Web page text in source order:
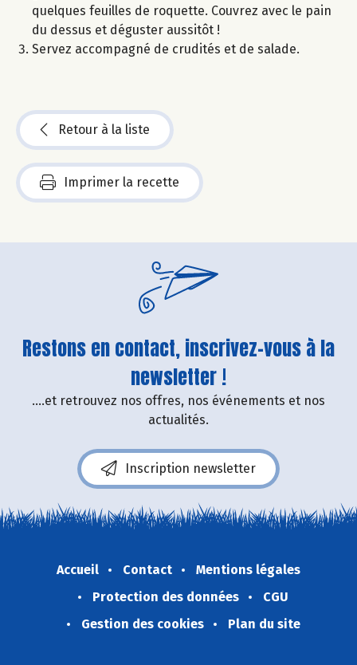
quelques feuilles de roquette. Couvrez avec le pain
du dessus et déguster aussitôt !
Servez accompagné de crudités et de salade.
Retour à la liste
Imprimer la recette
Restons en contact, inscrivez-vous à la
newsletter !
....et retrouvez nos offres, nos événements et nos
actualités.
Inscription newsletter
Accueil Contact
Mentions légales
Protection des données
CGU
Gestion des cookies
Plan du site